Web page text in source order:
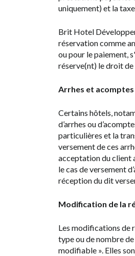
uniquement) et la
Brit Hotel
réservation comme
ou pour le paiement,
réserve(nt) le droit
Arrhes et acomptes
Certains hôtels,
d’arrhes ou
particulières et la
versement de ces
acceptation du client
le cas de versement
réception du dit
Modification de la
Les modifications de
type ou de nombre
modifiable ». Elles